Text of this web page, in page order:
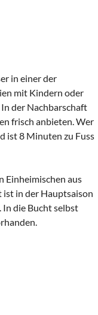
in einer der
mit Kindern oder
der Nachbarschaft
frisch anbieten. Wer
ist 8 Minuten zu Fuss
Einheimischen aus
ist in der Hauptsaison
In die Bucht selbst